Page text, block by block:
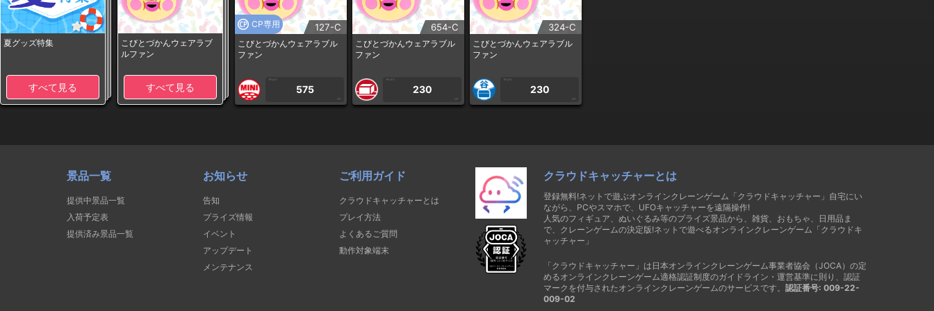
夏グッズ特集
すべて見る
こびとづかんウェアラブ
ルファン
すべて見る
CP専用 127-C
こびとづかんウェアラブル
ファン
1PLAY
575
CP
654-C
こびとづかんウェアラブル
ファン
1PLAY
230
CP
324-C
こびとづかんウェアラブル
ファン
1PLAY
230
CP
景品一覧
提供中景品一覧
入荷予定表
提供済み景品一覧
お知らせ
告知
プライズ情報
イベント
アップデート
メンテナンス
ご利用ガイド
クラウドキャッチャーとは
プレイ方法
よくあるご質問
動作対象端末
クラウドキャッチャーとは
登録無料!ネットで遊ぶオンラインクレーンゲーム「クラウドキャッチャー」自宅にい
ながら、PCやスマホで、UFOキャッチャーを遠隔操作!
人気のフィギュア、ぬいぐるみ等のプライズ景品から、雑貨、おもちゃ、日用品ま
で、クレーンゲームの決定版!ネットで遊べるオンラインクレーンゲーム「クラウドキ
ャッチャー」
「クラウドキャッチャー」は日本オンラインクレーンゲーム事業者協会（JOCA）の定
めるオンラインクレーンゲーム適格認証制度のガイドライン・運営基準に則り、認証
マークを付与されたオンラインクレーンゲームのサービスです。 認証番号: 009-22-
009-02